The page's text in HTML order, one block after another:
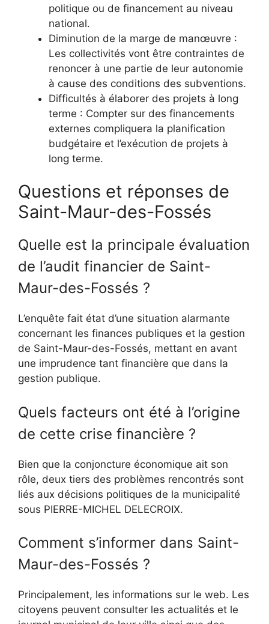
politique ou de financement au niveau
national.
Diminution de la marge de manœuvre :
Les collectivités vont être contraintes de
renoncer à une partie de leur autonomie
à cause des conditions des subventions.
Difficultés à élaborer des projets à long
terme : Compter sur des financements
externes compliquera la planification
budgétaire et l’exécution de projets à
long terme.
Questions et réponses de
Saint-Maur-des-Fossés
Quelle est la principale évaluation
de l’audit financier de Saint-
Maur-des-Fossés ?
L’enquête fait état d’une situation alarmante
concernant les finances publiques et la gestion
de Saint-Maur-des-Fossés, mettant en avant
une imprudence tant financière que dans la
gestion publique.
Quels facteurs ont été à l’origine
de cette crise financière ?
Bien que la conjoncture économique ait son
rôle, deux tiers des problèmes rencontrés sont
liés aux décisions politiques de la municipalité
sous PIERRE-MICHEL DELECROIX.
Comment s’informer dans Saint-
Maur-des-Fossés ?
Principalement, les informations sur le web. Les
citoyens peuvent consulter les actualités et le